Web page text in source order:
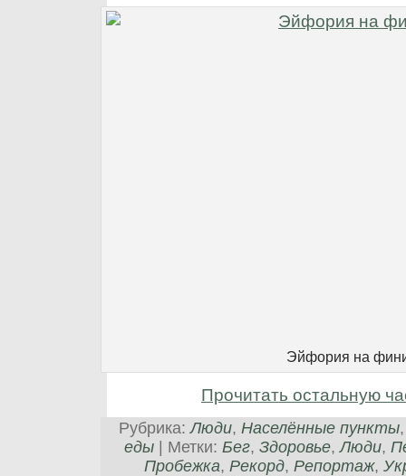
Эйфория на
Прочитать остальную
Рубрика:Люди, Населённые пункты
еды | Метки: Бег, Здоровье,Люди,
Пробежка, Рекорд, Репортаж,